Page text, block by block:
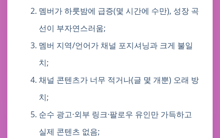
멤버가 하룻밤에 급증(몇 시간에 수만), 성장 곡
선이 부자연스러움;
멤버 지역/언어가 채널 포지셔닝과 크게 불일
치;
채널 콘텐츠가 너무 적거나(글 몇 개뿐) 오래 방
치;
순수 광고·외부 링크·팔로우 유인만 가득하고
실제 콘텐츠 없음;